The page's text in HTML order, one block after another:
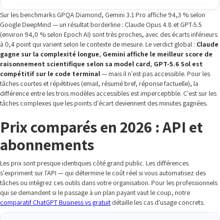
Sur les benchmarks GPQA Diamond, Gemini 3.1 Pro affiche 94,3 % selon
Google DeepMind — un résultat borderline : Claude Opus 4.8 et GPT-5.5
(environ 94,0 % selon Epoch AI) sont très proches, avec des écarts inférieurs
à 0,4 point qui varient selon le contexte de mesure. Le verdict global : Claude
gagne sur la complexité longue, Gemini affiche le meilleur score de
raisonnement scientifique selon sa model card, GPT-5.6 Sol est
compétitif sur le code terminal— mais il n'est pas accessible. Pour les
tâches courtes et répétitives (email, résumé bref, réponse factuelle), la
différence entre les trois modèles accessibles est imperceptible. C'est sur les
tâches complexes que les points d'écart deviennent des minutes gagnées.
Prix comparés en 2026 : API et
abonnements
Les prix sont presque identiques côté grand public. Les différences
s'expriment sur l'API — qui détermine le coût réel si vous automatisez des
tâches ou intégrez ces outils dans votre organisation. Pour les professionnels
qui se demandent si le passage à un plan payant vaut le coup, notre
comparatif ChatGPT Business vs gratuit détaille les cas d'usage concrets.